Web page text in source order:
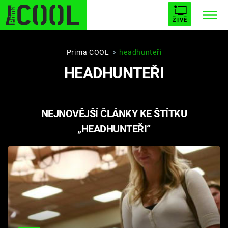
ŽIVĚ
STARHOUSE BUFFY, PŘEMOŽITELKA UPÍRŮ
PLNEJ KOTEL AVENGERS 5
Filmy
Seriály
Hry
Prima COOL headhunteři
HEADHUNTEŘI
NEJNOVĚJŠÍ ČLÁNKY KE ŠTÍTKU
„HEADHUNTEŘI“